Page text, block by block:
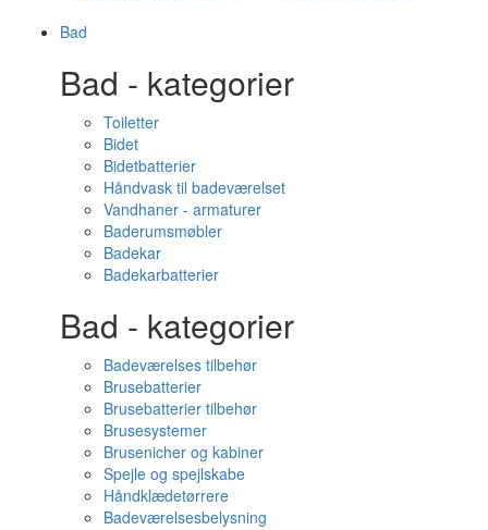
Bad
Bad - kategorier
Toiletter
Bidet
Bidetbatterier
Håndvask til badeværelset
Vandhaner - armaturer
Baderumsmøbler
Badekar
Badekarbatterier
Bad - kategorier
Badeværelses tilbehør
Brusebatterier
Brusebatterier tilbehør
Brusesystemer
Brusenicher og kabiner
Spejle og spejlskabe
Håndklædetørrere
Badeværelsesbelysning